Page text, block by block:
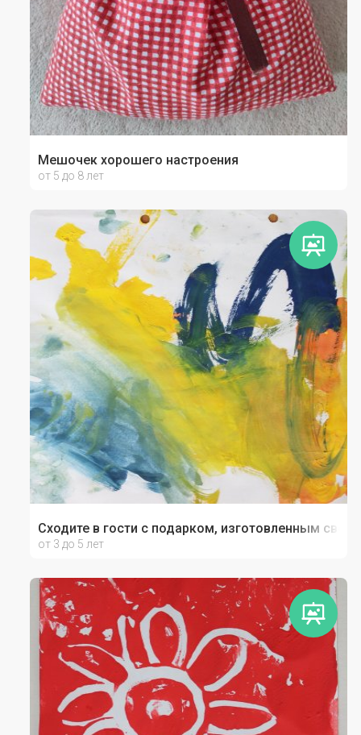
Мешочек хорошего настроения
от 5 до 8 лет
Сходите в гости с подарком, изготовленным
от 3 до 5 лет